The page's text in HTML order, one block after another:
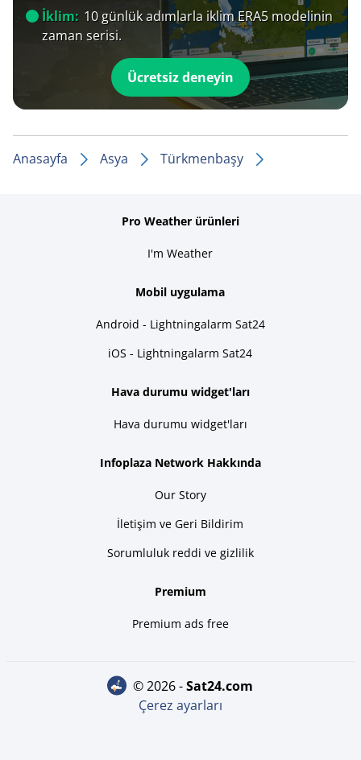
İklim: 10 günlük adımlarla iklim ERA5 modelinin
zaman serisi.
Ücretsiz deneyin
Anasayfa Asya Türkmenbaşy
Pro Weather ürünleri
I'm Weather
Mobil uygulama
Android - Lightningalarm Sat24
iOS - Lightningalarm Sat24
Hava durumu widget'ları
Hava durumu widget'ları
Infoplaza Network Hakkında
Our Story
İletişim ve Geri Bildirim
Sorumluluk reddi ve gizlilik
Premium
Premium ads free
© 2026 - sat24.com
Çerez ayarları